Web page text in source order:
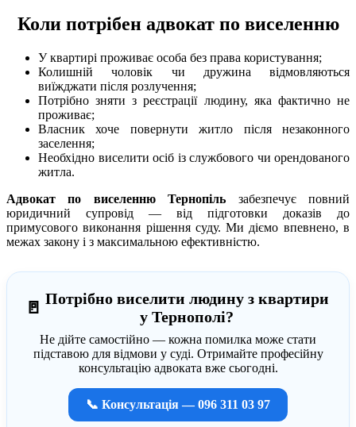
Коли потрібен адвокат по виселенню
У квартирі проживає особа без права користування;
Колишній чоловік чи дружина відмовляються
виїжджати після розлучення;
Потрібно зняти з реєстрації людину, яка фактично не
проживає;
Власник хоче повернути житло після незаконного
заселення;
Необхідно виселити осіб із службового чи орендованого
житла.
Адвокат по виселенню Тернопіль забезпечує повний
юридичний супровід — від підготовки доказів до
примусового виконання рішення суду. Ми діємо впевнено, в
межах закону і з максимальною ефективністю.
🚪 Потрібно виселити людину з квартири
у Тернополі?
Не дійте самостійно — кожна помилка може стати
підставою для відмови у суді. Отримайте професійну
консультацію адвоката вже сьогодні.
📞 Консультація — 096 311 03 97